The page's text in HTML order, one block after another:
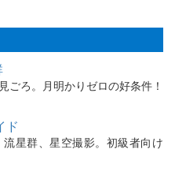
ごろ。月明かりゼロの好条件！
ド
星群、星空撮影。初級者向け